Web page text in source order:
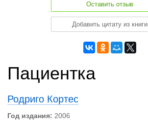
Оставить отзыв
Добавить цитату из книги
Пациентка
Родриго Кортес
Год издания: 2006